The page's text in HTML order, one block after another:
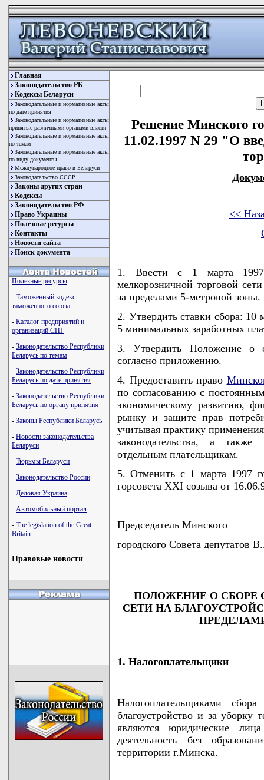
Главная
Законодательство РБ
Кодексы Беларуси
Законодательные и нормативные акты
по дате принятия
Законодательные и нормативные акты
принятые различными органами власти
Законодательные и нормативные акты
по темам
Законодательные и нормативные акты
по виду документы
Международное право в Беларуси
Законодательство СССР
Законы других стран
Кодексы
Законодательство РФ
Право Украины
Полезные ресурсы
Контакты
Новости сайта
Поиск документа
Полезные ресурсы
- Таможенный кодекс
таможенного союза
- Каталог предприятий и
организаций СНГ
- Законодательство Республики
Беларусь по темам
- Законодательство Республики
Беларусь по дате принятия
- Законодательство Республики
Беларусь по органу принятия
- Законы Республики Беларусь
- Новости законодательства
Беларуси
- Тюрьмы Беларуси
- Законодательство России
- Деловая Украина
- Автомобильный портал
- The legislation of the Great
Britain
Правовые новости
Решение Минского
11.02.1997 N 29 "О
<<
1. Ввести с 1 марта
мелкорозничной торговой
за пределами 5-метровой зоны.
2. Утвердить ставки сбора: 10
5 минимальных заработных
3. Утвердить Положение о
согласно приложению.
4. Предоставить право
по согласованию с
экономическому развитию,
рынку и защите прав
учитывая практику
законодательства, а также
отдельным плательщикам.
5. Отменить с 1 марта 1997
горсовета XXI созыва от
Председатель Минского
городского Совета
ПОЛОЖЕНИЕ О СБОРЕ
СЕТИ НА
1. Налогоплательщики
Налогоплательщиками
благоустройство и за уборку
являются юридические
деятельность без
территории г.Минска.